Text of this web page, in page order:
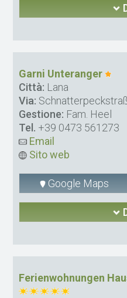
Garni Unteranger
Città: Lana
Via:
Gestione: Fam. Heel
Tel. +39 0473 561273
Email
Sito web
Google Maps
Ferienwohnungen